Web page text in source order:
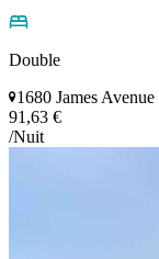
Double
1680 James Avenue
91,63 €
/Nuit